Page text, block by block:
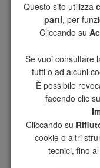
COMPARATO
CITY OF CARCARE
Questo sito utilizza
parti, per
Cliccando su
Se vuoi consultare
tutti o ad alcuni
È possibile
facendo clic
Cliccando su
cookie o altri
tecnici, fino